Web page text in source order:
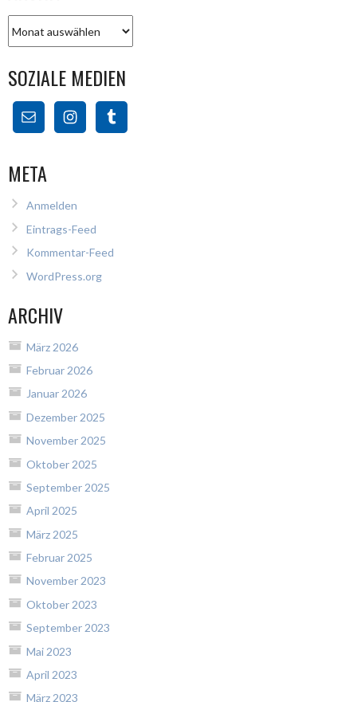
SOZIALE MEDIEN
META
Anmelden
Eintrags-Feed
Kommentar-Feed
WordPress.org
ARCHIV
März 2026
Februar 2026
Januar 2026
Dezember 2025
November 2025
Oktober 2025
September 2025
April 2025
März 2025
Februar 2025
November 2023
Oktober 2023
September 2023
Mai 2023
April 2023
März 2023